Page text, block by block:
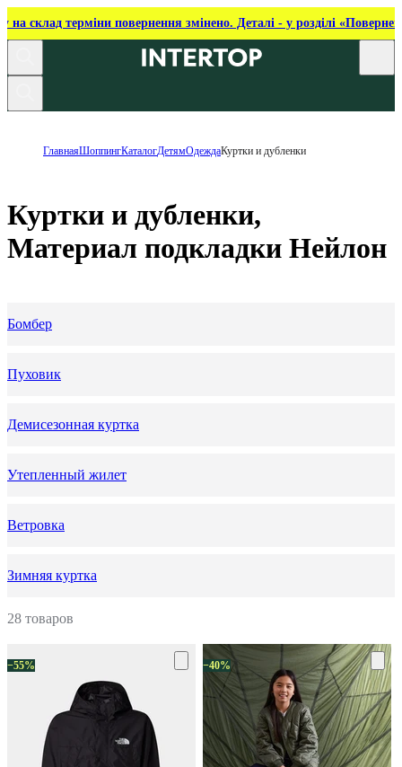
на склад терміни повернення змінено. Деталі - у розділі
ГлавнаяШоппингКаталогДетямОдеждаКуртки и дубленки
Куртки и дубленки,
Материал подкладки Нейлон
Бомбер
Пуховик
Демисезонная куртка
Утепленный жилет
Ветровка
Зимняя куртка
28 товаров
−55% −40%